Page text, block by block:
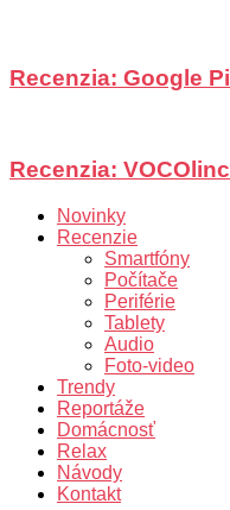
Recenzia: Google
Recenzia:
Novinky
Recenzie
Smartfóny
Počítače
Periférie
Tablety
Audio
Foto-video
Trendy
Reportáže
Domácnosť
Relax
Návody
Kontakt